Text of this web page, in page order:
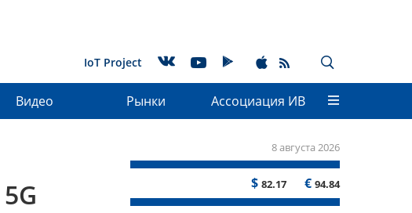
IoT Project
Видео Рынки Ассоциация ИВ
8 августа 2026
$ 82.17 € 94.84